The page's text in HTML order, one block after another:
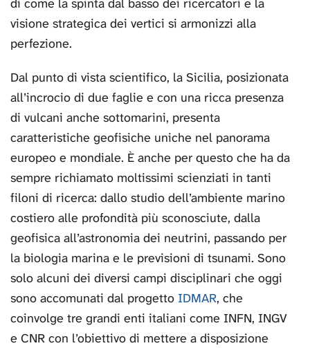
di come la spinta dal basso dei ricercatori e la
visione strategica dei vertici si armonizzi alla
perfezione.
Dal punto di vista scientifico, la Sicilia, posizionata
all’incrocio di due faglie e con una ricca presenza
di vulcani anche sottomarini, presenta
caratteristiche geofisiche uniche nel panorama
europeo e mondiale. È anche per questo che ha da
sempre richiamato moltissimi scienziati in tanti
filoni di ricerca: dallo studio dell’ambiente marino
costiero alle profondità più sconosciute, dalla
geofisica all’astronomia dei neutrini, passando per
la biologia marina e le previsioni di tsunami. Sono
solo alcuni dei diversi campi disciplinari che oggi
sono accomunati dal progetto IDMAR, che
coinvolge tre grandi enti italiani come INFN, INGV
e CNR con l’obiettivo di mettere a disposizione